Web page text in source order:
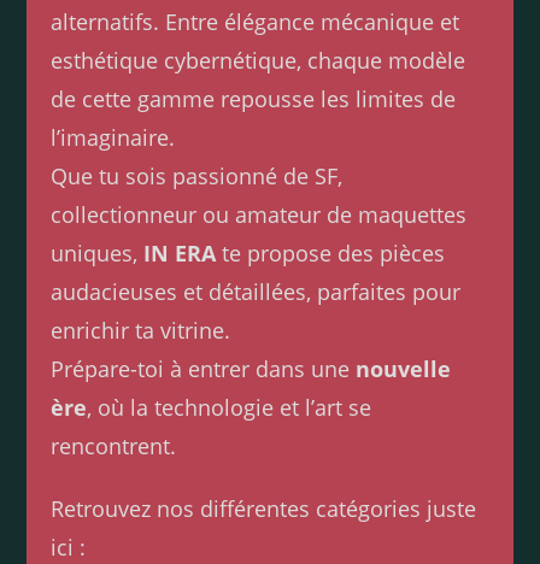
alternatifs. Entre élégance mécanique et
esthétique cybernétique, chaque modèle
de cette gamme repousse les limites de
l’imaginaire.
Que tu sois passionné de SF,
collectionneur ou amateur de maquettes
uniques, IN ERAte propose des pièces
audacieuses et détaillées, parfaites pour
enrichir ta vitrine.
Prépare-toi à entrer dans une nouvelle
ère, où la technologie et l’art se
rencontrent.
Retrouvez nos différentes catégories juste
ici :